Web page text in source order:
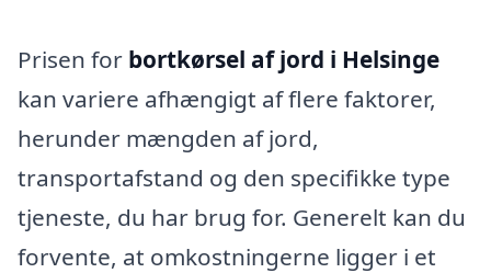
Prisen for bortkørsel af jord i Helsinge
kan variere afhængigt af flere faktorer,
herunder mængden af jord,
transportafstand og den specifikke type
tjeneste, du har brug for. Generelt kan du
forvente, at omkostningerne ligger i et